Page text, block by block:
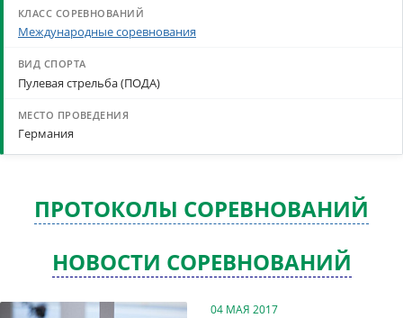
Международные соревнования
Пулевая стрельба (ПОДА)
Германия
ПРОТОКОЛЫ СОРЕВНОВАНИЙ
НОВОСТИ СОРЕВНОВАНИЙ
04 МАЯ 2017